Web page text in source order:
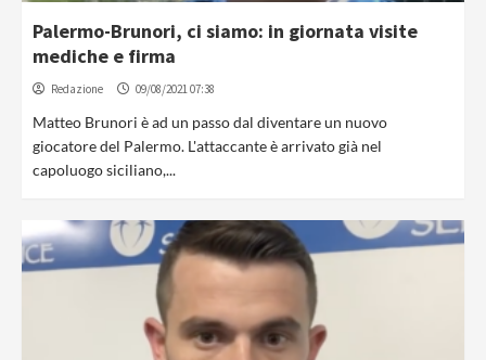
Palermo-Brunori, ci siamo: in giornata visite
mediche e firma
Redazione 09/08/2021 07:38
Matteo Brunori è ad un passo dal diventare un nuovo
giocatore del Palermo. L'attaccante è arrivato già nel
capoluogo siciliano,...